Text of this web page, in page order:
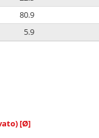
80.9
5.9
[Ø]